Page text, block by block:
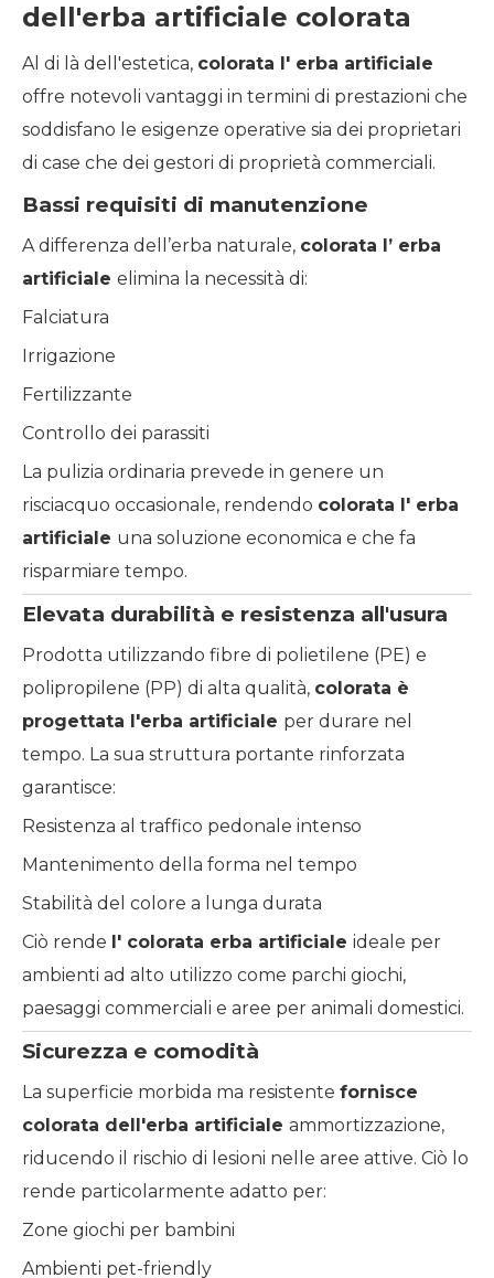
dell'erba artificiale colorata
Al di là dell'estetica, colorata l' erba artificiale
offre notevoli vantaggi in termini di prestazioni che
soddisfano le esigenze operative sia dei proprietari
di case che dei gestori di proprietà commerciali.
Bassi requisiti di manutenzione
A differenza dell’erba naturale, colorata l’ erba
artificiale elimina la necessità di:
Falciatura
Irrigazione
Fertilizzante
Controllo dei parassiti
La pulizia ordinaria prevede in genere un
risciacquo occasionale, rendendo colorata l' erba
artificiale una soluzione economica e che fa
risparmiare tempo.
Elevata durabilità e resistenza all'usura
Prodotta utilizzando fibre di polietilene (PE) e
polipropilene (PP) di alta qualità, colorata è
progettata l'erba artificiale per durare nel
tempo. La sua struttura portante rinforzata
garantisce:
Resistenza al traffico pedonale intenso
Mantenimento della forma nel tempo
Stabilità del colore a lunga durata
Ciò rende l' colorata erba artificiale ideale per
ambienti ad alto utilizzo come parchi giochi,
paesaggi commerciali e aree per animali domestici.
Sicurezza e comodità
La superficie morbida ma resistente fornisce
colorata dell'erba artificiale ammortizzazione,
riducendo il rischio di lesioni nelle aree attive. Ciò lo
rende particolarmente adatto per:
Zone giochi per bambini
Ambienti pet-friendly